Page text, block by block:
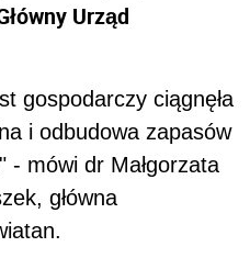
Urząd
gospodarczy ciągnęła
i odbudowa zapasów
- mówi dr Małgorzata
główna